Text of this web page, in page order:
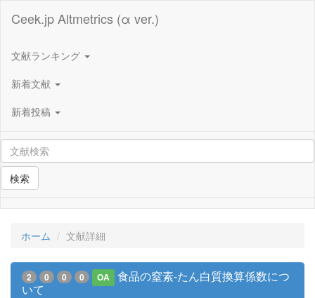
Ceek.jp Altmetrics (α ver.)
文献ランキング
新着文献
新着投稿
検索
ホーム 文献詳細
2 0 0 0 OA
食品の窒素-たん白質換算係数につ
いて